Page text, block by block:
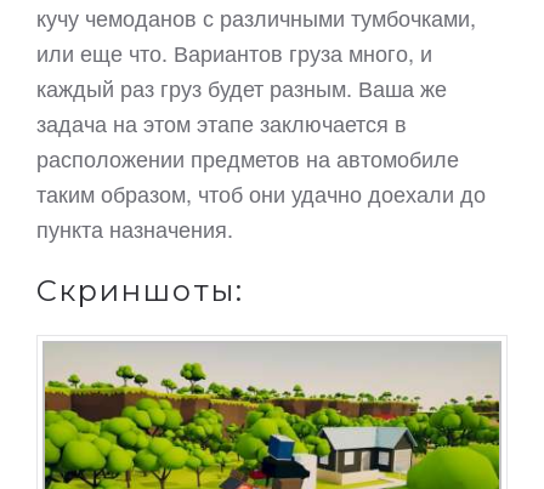
кучу чемоданов с различными тумбочками,
или еще что. Вариантов груза много, и
каждый раз груз будет разным. Ваша же
задача на этом этапе заключается в
расположении предметов на автомобиле
таким образом, чтоб они удачно доехали до
пункта назначения.
Скриншоты: